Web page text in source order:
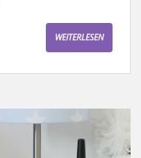
WEITERLESEN